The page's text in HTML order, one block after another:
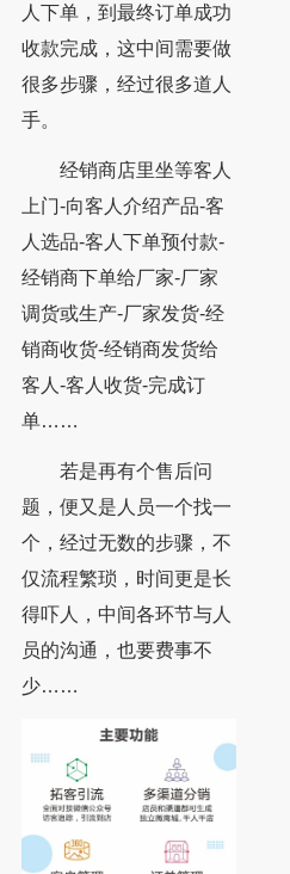
人下单，到最终订单成功
收款完成，这中间需要做
很多步骤，经过很多道人
手。
经销商店里坐等客人
上门-向客人介绍产品-客
人选品-客人下单预付款-
经销商下单给厂家-厂家
调货或生产-厂家发货-经
销商收货-经销商发货给
客人-客人收货-完成订
单……
若是再有个售后问
题，便又是人员一个找一
个，经过无数的步骤，不
仅流程繁琐，时间更是长
得吓人，中间各环节与人
员的沟通，也要费事不
少……